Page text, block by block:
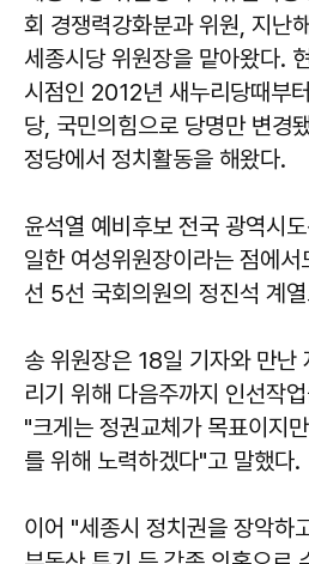
회 경쟁력강화분과 위원, 지난
세종시당 위원장을 맡아왔다.
시점인 2012년 새누리당때부
당, 국민의힘으로 당명만 변경
정당에서 정치활동을 해왔다.
윤석열 예비후보 전국 광역시
일한 여성위원장이라는 점에서
선 5선 국회의원의 정진석 계
송 위원장은 18일 기자와 만난
리기 위해 다음주까지 인선작
"크게는 정권교체가 목표이지
를 위해 노력하겠다"고 말했다.
이어 "세종시 정치권을 장악하